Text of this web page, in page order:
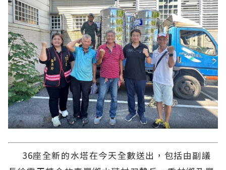
36座全新的水塔在今天全數送出，包括由副議